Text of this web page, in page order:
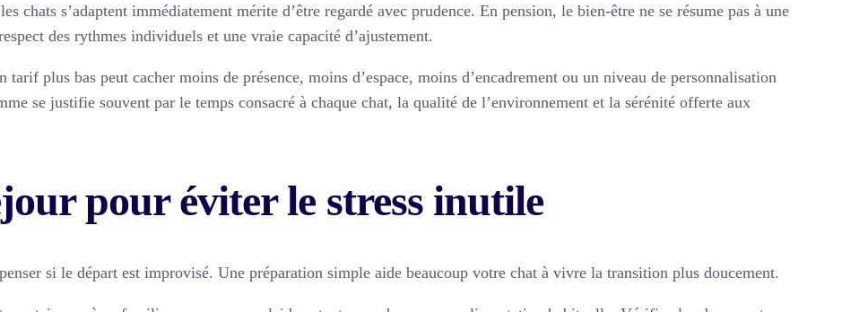
chats s’adaptent immédiatement mérite d’être regardé avec prudence. En pension, le bien-être ne se résume pas à une
des rythmes individuels et une vraie capacité d’ajustement.
plus bas peut cacher moins de présence, moins d’espace, moins d’encadrement ou un niveau de personnalisation
se justifie souvent par le temps consacré à chaque chat, la qualité de l’environnement et la sérénité offerte aux
pour éviter le stress inutile
si le départ est improvisé. Une préparation simple aide beaucoup votre chat à vivre la transition plus doucement.